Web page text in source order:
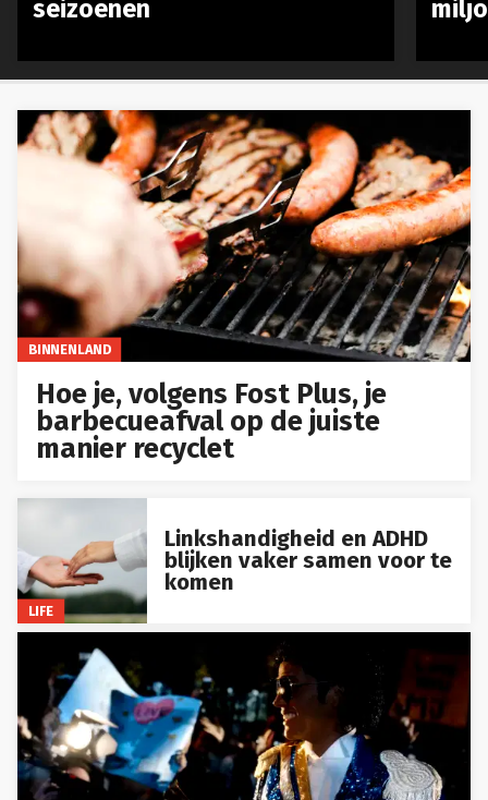
BINNENLAND
Hoe je, volgens Fost Plus, je
barbecueafval op de juiste
manier recyclet
LIFE
Linkshandigheid en ADHD
blijken vaker samen voor te
komen
seizoenen